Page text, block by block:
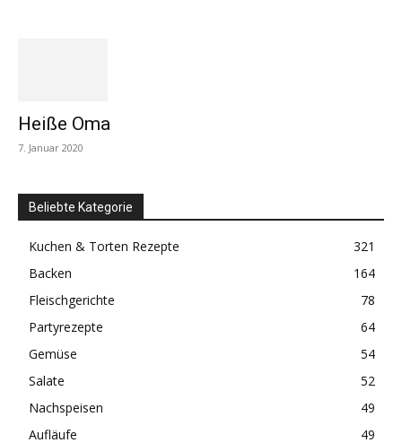
Heiße Oma
7. Januar 2020
Beliebte Kategorie
Kuchen & Torten Rezepte
321
Backen
164
Fleischgerichte
78
Partyrezepte
64
Gemüse
54
Salate
52
Nachspeisen
49
Aufläufe
49